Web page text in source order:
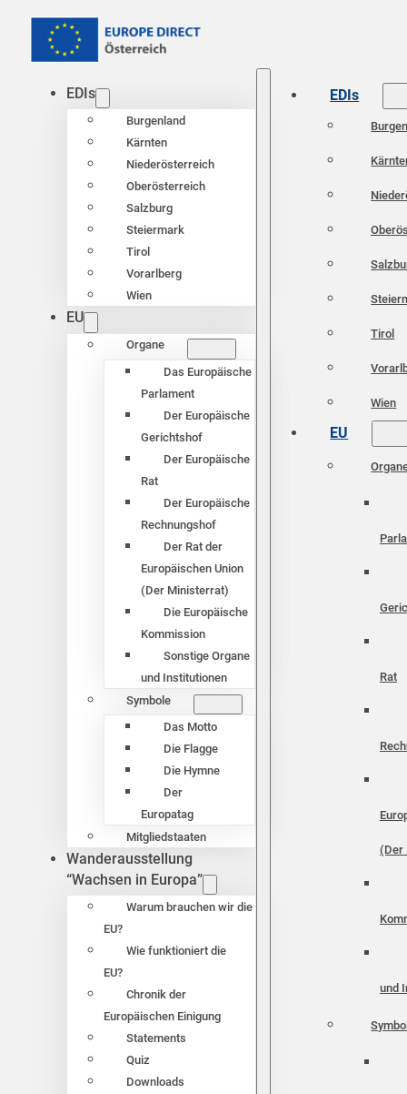
EDIs
Burgenland
Kärnten
Niederösterreich
Oberösterreich
Salzburg
Steiermark
Tirol
Vorarlberg
Wien
EU
Organe
Das Europäische
Parlament
Der Europäische
Gerichtshof
Der Europäische
Rat
Der Europäische
Rechnungshof
Der Rat der
Europäischen Union
(Der Ministerrat)
Die Europäische
Kommission
Sonstige Organe
und Institutionen
Symbole
Das Motto
Die Flagge
Die Hymne
Der
Europatag
Mitgliedstaaten
Wanderausstellung
“Wachsen in Europa”
Warum brauchen wir die
EU?
Wie funktioniert die
EU?
Chronik der
Europäischen Einigung
Statements
Quiz
Downloads
EDIs
Tirol
Wien
EU
Rat
(Der
und